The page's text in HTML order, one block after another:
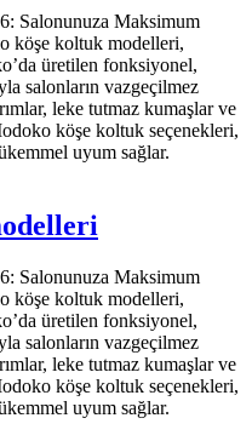
Salonunuza Maksimum
köşe koltuk modelleri,
üretilen fonksiyonel,
salonların vazgeçilmez
leke tutmaz kumaşlar ve
köşe koltuk seçenekleri,
uyum sağlar.
Salonunuza Maksimum
köşe koltuk modelleri,
üretilen fonksiyonel,
salonların vazgeçilmez
leke tutmaz kumaşlar ve
köşe koltuk seçenekleri,
uyum sağlar.